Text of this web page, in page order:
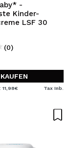
-
Kinder-
LSF 30
(0)
KAUFEN
11,98€ Tax Inb.